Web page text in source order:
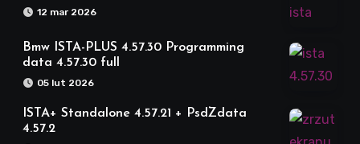
12 mar 2026
Bmw ISTA-PLUS 4.57.30 Programming
data 4.57.30 full
05 lut 2026
ISTA+ Standalone 4.57.21 + PsdZdata
4.57.2